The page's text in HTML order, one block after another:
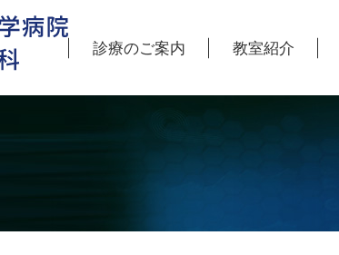
診療のご案内 教室紹介